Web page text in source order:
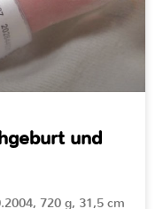
und
720 g, 31,5 cm